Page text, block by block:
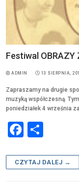
Festiwal OBRAZY
ADMIN 13 SIERPNIA,
Zapraszamy na drugie
muzyką współczesną.
poniedziałek 4 września
F
c
ar
CZYTAJ DALEJ →